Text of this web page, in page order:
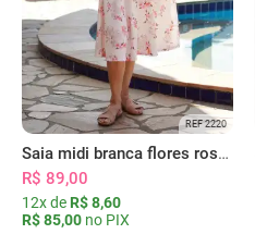
REF 2220
Saia midi branca flores rosas com bolsos
R$ 89,00
12x de R$ 8,60
R$ 85,00 no PIX